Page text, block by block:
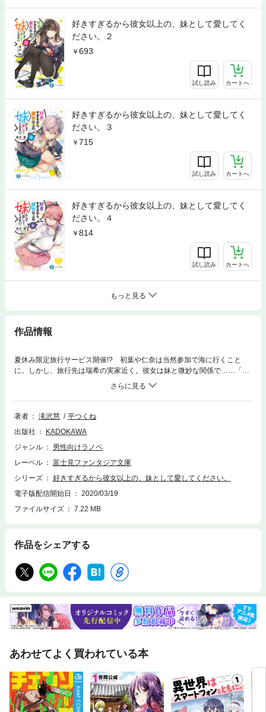
好きすぎるから彼女以上の、妹として愛してく
ださい。２
693
試し読み カートへ
好きすぎるから彼女以上の、妹として愛してく
ださい。３
715
試し読み カートへ
好きすぎるから彼女以上の、妹として愛してく
ださい。４
814
試し読み カートへ
もっと見る
作品情報
夏休み限定旅行サービス開催!? 初葉や仁奈は当然参加で海に行くこと
に。しかし、旅行先は瑞希の実家近く。彼女は妹と微妙な関係で……「兄
さん、私に妹の気持ちを教えてください」自信を無くした瑞希を癒やせ!?
著者 滝沢慧
平つくね
出版社
KADOKAWA
ジャンル
男性向けラノベ
レーベル
富士見ファンタジア文庫
シリーズ
好きすぎるから彼女以上の、妹として愛してください。
電子版配信開始日
2020/03/19
ファイルサイズ
7.22 MB
作品をシェアする
あわせてよく買われている本